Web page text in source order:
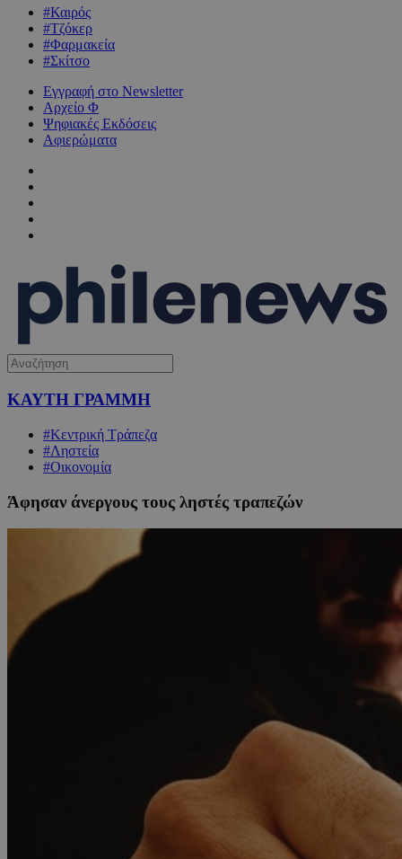
#Καιρός
#Τζόκερ
#Φαρμακεία
#Σκίτσο
Εγγραφή στο Newsletter
Αρχείο Φ
Ψηφιακές Εκδόσεις
Αφιερώματα
ΚΑΥΤΗ ΓΡΑΜΜΗ
#Κεντρική Τράπεζα
#Ληστεία
#Οικονομία
Άφησαν άνεργους τους ληστές τραπεζών